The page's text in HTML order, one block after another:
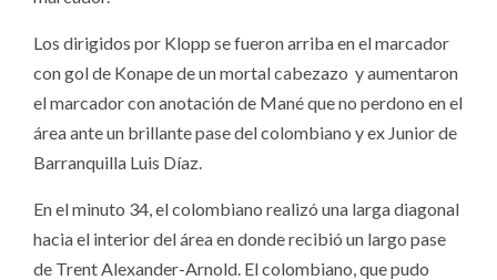
Los dirigidos por Klopp se fueron arriba en el marcador
con gol de Konape de un mortal cabezazo y aumentaron
el marcador con anotación de Mané que no perdono en el
área ante un brillante pase del colombiano y ex Junior de
Barranquilla Luis Díaz.
En el minuto 34, el colombiano realizó una larga diagonal
hacia el interior del área en donde recibió un largo pase
de Trent Alexander-Arnold. El colombiano, que pudo